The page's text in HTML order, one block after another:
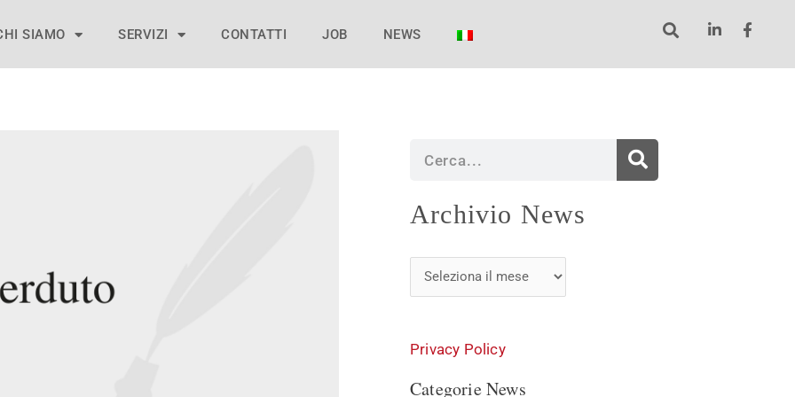
SIAMO SERVIZI CONTATTI JOB NEWS
Archivio News
Archivio
Privacy Policy
Categorie News
Categorie